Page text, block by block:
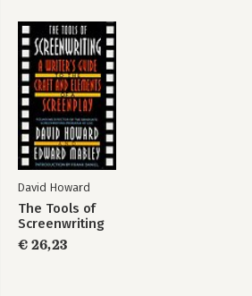
Bijlage 4: Aanvalsplan gewoonte
Bijlage 5: De bollen van Collins
Bijlage 6: Beschrijvingen van de
Bijlage 7: Basisopstelling team
Bijlage 8: Doelen stellen
Bijlage 9: Timemanagement
Bijlage 10: Crisis? 96 tips om ‘gewoon’ te
Bronnen
Over de auteur
David Howard
The Tools of
Screenwriting
€ 26,23